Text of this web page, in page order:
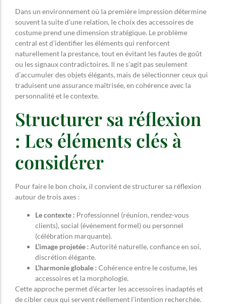
Dans un environnement où la première impression détermine
souvent la suite d’une relation, le choix des accessoires de
costume prend une dimension stratégique. Le problème
central est d’identifier les éléments qui renforcent
naturellement la prestance, tout en évitant les fautes de goût
ou les signaux contradictoires. Il ne s’agit pas seulement
d’accumuler des objets élégants, mais de sélectionner ceux qui
traduisent une assurance maîtrisée, en cohérence avec la
personnalité et le contexte.
Structurer sa réflexion
: Les éléments clés à
considérer
Pour faire le bon choix, il convient de structurer sa réflexion
autour de trois axes :
Le contexte : Professionnel (réunion, rendez-vous
clients), social (événement formel) ou personnel
(célébration marquante).
L’image projetée : Autorité naturelle, confiance en soi,
discrétion élégante.
L’harmonie globale : Cohérence entre le costume, les
accessoires et la morphologie.
Cette approche permet d’écarter les accessoires inadaptés et
de cibler ceux qui servent réellement l’intention recherchée.